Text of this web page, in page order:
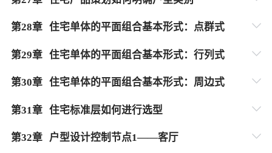
第28章 住宅单体的平面组合基本形式：点群式
第29章 住宅单体的平面组合基本形式：行列式
第30章 住宅单体的平面组合基本形式：周边式
第31章 住宅标准层如何进行选型
第32章 户型设计控制节点1——客厅